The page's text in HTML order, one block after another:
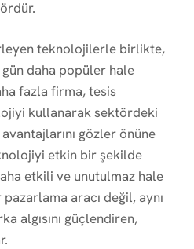
teknolojilerle birlikte,
daha popüler hale
fazla firma, tesis
kullanarak sektördeki
gözler önüne
etkin bir şekilde
etkili ve unutulmaz hale
aracı değil, aynı
algısını güçlendiren,